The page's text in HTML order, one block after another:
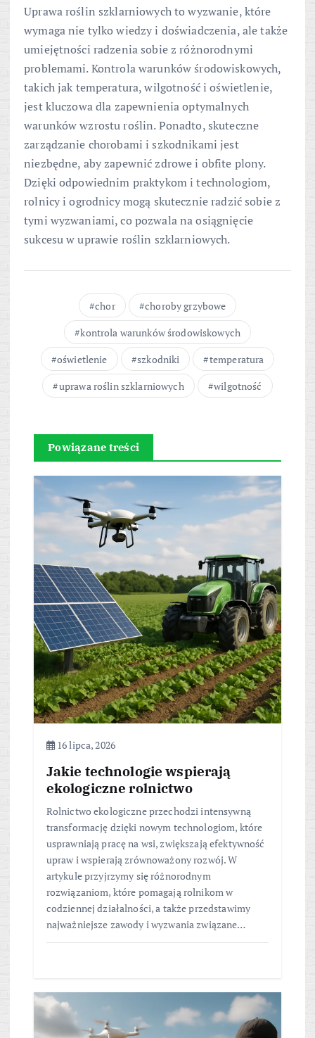
Uprawa roślin szklarniowych to wyzwanie, które
wymaga nie tylko wiedzy i doświadczenia, ale także
umiejętności radzenia sobie z różnorodnymi
problemami. Kontrola warunków środowiskowych,
takich jak temperatura, wilgotność i oświetlenie,
jest kluczowa dla zapewnienia optymalnych
warunków wzrostu roślin. Ponadto, skuteczne
zarządzanie chorobami i szkodnikami jest
niezbędne, aby zapewnić zdrowe i obfite plony.
Dzięki odpowiednim praktykom i technologiom,
rolnicy i ogrodnicy mogą skutecznie radzić sobie z
tymi wyzwaniami, co pozwala na osiągnięcie
sukcesu w uprawie roślin szklarniowych.
chor
choroby grzybowe
kontrola warunków środowiskowych
oświetlenie
szkodniki
temperatura
uprawa roślin szklarniowych
wilgotność
Powiązane treści
16 lipca, 2026
Jakie technologie wspierają
ekologiczne rolnictwo
Rolnictwo ekologiczne przechodzi intensywną
transformację dzięki nowym technologiom, które
usprawniają pracę na wsi, zwiększają efektywność
upraw i wspierają zrównoważony rozwój. W
artykule przyjrzymy się różnorodnym
rozwiązaniom, które pomagają rolnikom w
codziennej działalności, a także przedstawimy
najważniejsze zawody i wyzwania związane…